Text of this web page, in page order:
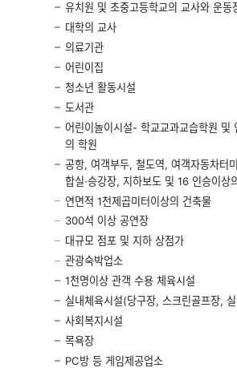
유치원 및 초중고등학교의 교사와 운동
대학의 교사
의료기관
어린이집
청소년 활동시설
도서관
어린이놀이시설- 학교교과교습학원 및
의 학원
공항, 여객부두, 철도역, 여객자동차터
합실·승강장, 지하보도 및 16 인승이상
연면적 1천제곱미터이상의 건축물
300석 이상 공연장
대규모 점포 및 지하 상점가
관광숙박업소
1천명이상 관객 수용 체육시설
실내체육시설(당구장, 스크린골프장,
사회복지시설
목욕장
PC방 등 게임제공업소